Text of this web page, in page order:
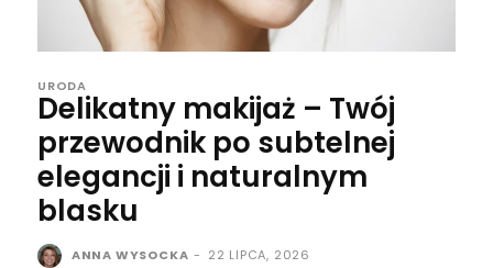
URODA
Delikatny makijaż – Twój
przewodnik po subtelnej
elegancji i naturalnym
blasku
ANNA WYSOCKA - 22 LIPCA, 2026